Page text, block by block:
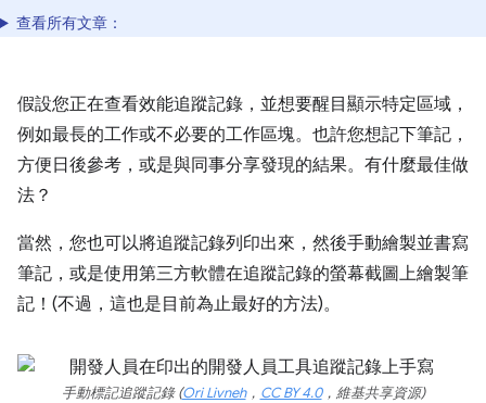
查看所有文章：
假設您正在查看效能追蹤記錄，並想要醒目顯示特定區域，
例如最長的工作或不必要的工作區塊。也許您想記下筆記，
方便日後參考，或是與同事分享發現的結果。有什麼最佳做
法？
當然，您也可以將追蹤記錄列印出來，然後手動繪製並書寫
筆記，或是使用第三方軟體在追蹤記錄的螢幕截圖上繪製筆
記！(不過，這也是目前為止最好的方法)。
手動標記追蹤記錄 (Ori Livneh， CC BY 4.0，維基共享資源)